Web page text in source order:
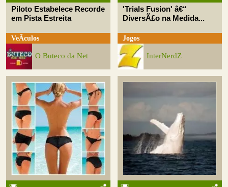
Piloto Estabelece Recorde
em Pista Estreita
VeÃ­culos
O Buteco da Net
'Trials Fusion' â€“
DiversÃ£o na Medida...
Jogos
InterNerdZ